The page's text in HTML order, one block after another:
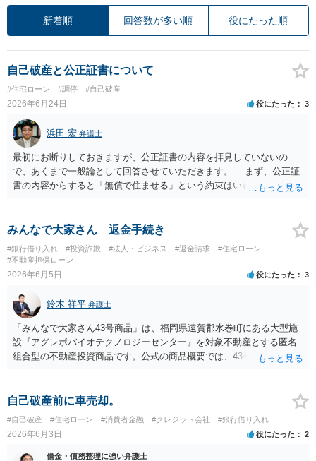
新着順 回答数が多い順 役にたった順
自己破産と公正証書について
#住宅ローン #調停 #自己破産
2026年6月24日 役にたった 3
浜田 宏 弁護士
最初にお断りしておきますが、公正証書の内容を拝見していないの
で、あくまで一般論として回答させていただきます。 まず、公正証
書の内容からすると「無償で住ませる」という約束はいわゆる使用貸
ということであれば建物賃貸借になり、賃借人（元奥様＋お子さん）
に借地借家法上の保護及び抵当権より先に設定された賃貸借契約であ
れば抵当権者にも対抗できます。しかし、建物は離婚による公正証書
作成よりも前にローンで購入されたものと思われますので、仮に賃貸
借契約が設定されていたとしても、奥様の賃借権は抵当権者（ローン
己破産するかどうかは、そもそも離婚の際に締結した公正証書で元奥
様と約束できる事柄ではありません。貴殿の経済状態が悪くなり、破
産せざるを得なくなった場合には、経済的再起更生のために自己破産
を申し立てることはやむを得ないことであり、そのこと自体が奥様と
の公正証書での約束に違反することにはならないと思います。 もち
ることになり、元奥様やお子さんは居住を継続することは難しくなり
ます（競落人や譲渡を受けた第三者と賃貸借契約を締結できれば、居
住を継続することができる可能性も、一応あります。）。ですが、そ
れは元奥様がこの建物の所有者でない以上、仕方のないことです。
なお、元奥様との関係は悪くなるでしょうが、離婚されている以上、
元奥様の生活はご自身で立てていただくより外ありません。但し、今
みんなで大家さん 返金手続き
#銀行借り入れ #投資詐欺 #法人・ビジネス #返金請求
#住宅ローン
#不動産担保ローン
2026年6月5日 役にたった 3
鈴木 祥平 弁護士
「みんなで大家さん43号商品」は、福岡県遠賀郡水巻町にある大型施
設『アグレボバイオテクノロジーセンター』を対象不動産とする匿名
組合型の不動産投資商品です。公式の商品概要では、43号は想定利回
2025年7月31日、ただし対象不動産の売却が終わっていない場合は1年
を上限に延長することがあるとされています。 当初満了日が令和７年
７月３１日でしたが、令和７年6月に延長通知がなされて償還期限が令
和８年７月３１日になっております。その後、令和７年９月頃になる
と、分配金の支払いも停止しており、状況としては厳しい状況にある
と思われます。 また、内容証明郵便や解除のメールを送付されている
自己破産前に車売却。
#自己破産 #住宅ローン #消費者金融 #クレジット会社 #銀行借り入れ
2026年6月3日 役にたった 2
借金・債務整理に強い弁護士